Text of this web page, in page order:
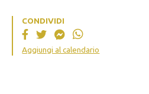
CONDIVIDI
Aggiungi al calendario